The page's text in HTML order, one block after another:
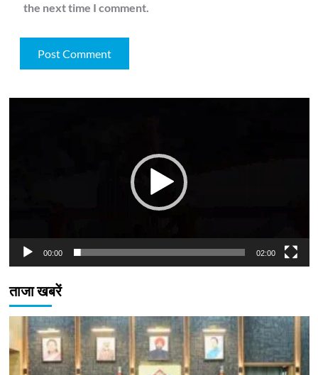
the next time I comment.
00:00 02:00
ताजा खबरें